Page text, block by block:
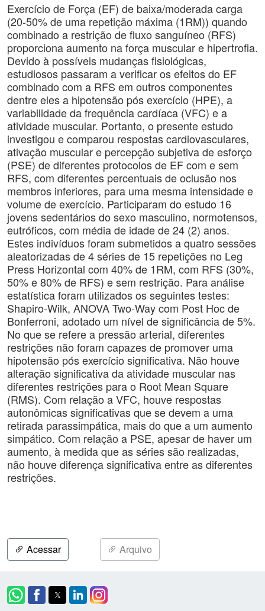
Exercício de Força (EF) de baixa/moderada carga
(20-50% de uma repetição máxima (1RM)) quando
combinado a restrição de fluxo sanguíneo (RFS)
proporciona aumento na força muscular e hipertrofia.
Devido à possíveis mudanças fisiológicas,
estudiosos passaram a verificar os efeitos do EF
combinado com a RFS em outros componentes
dentre eles a hipotensão pós exercício (HPE), a
variabilidade da frequência cardíaca (VFC) e a
atividade muscular. Portanto, o presente estudo
investigou e comparou respostas cardiovasculares,
ativação muscular e percepção subjetiva de esforço
(PSE) de diferentes protocolos de EF com e sem
RFS, com diferentes percentuais de oclusão nos
membros inferiores, para uma mesma intensidade e
volume de exercício. Participaram do estudo 16
jovens sedentários do sexo masculino, normotensos,
eutróficos, com média de idade de 24 (2) anos.
Estes indivíduos foram submetidos a quatro sessões
aleatorizadas de 4 séries de 15 repetições no Leg
Press Horizontal com 40% de 1RM, com RFS (30%,
50% e 80% de RFS) e sem restrição. Para análise
estatística foram utilizados os seguintes testes:
Shapiro-Wilk, ANOVA Two-Way com Post Hoc de
Bonferroni, adotado um nível de significância de 5%.
No que se refere a pressão arterial, diferentes
restrições não foram capazes de promover uma
hipotensão pós exercício significativa. Não houve
alteração significativa da atividade muscular nas
diferentes restrições para o Root Mean Square
(RMS). Com relação a VFC, houve respostas
autonômicas significativas que se devem a uma
retirada parassimpática, mais do que a um aumento
simpático. Com relação a PSE, apesar de haver um
aumento, à medida que as séries são realizadas,
não houve diferença significativa entre as diferentes
restrições.
Acessar Arquivo